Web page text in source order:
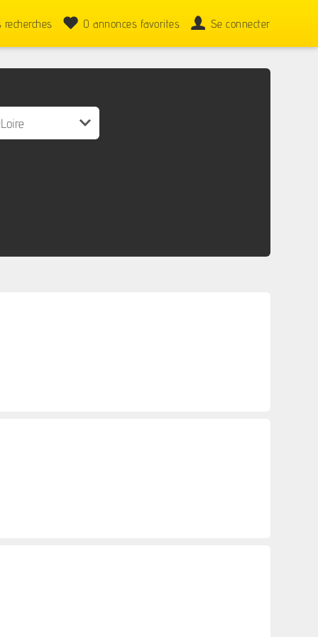
recherches 0 annonces favorites Se connecter